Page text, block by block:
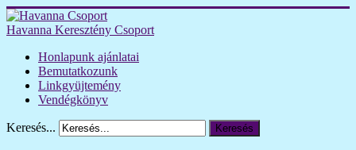
Havanna Keresztény Csoport
Honlapunk ajánlatai
Bemutatkozunk
Linkgyüjtemény
Vendégkönyv
Keresés... Keresés